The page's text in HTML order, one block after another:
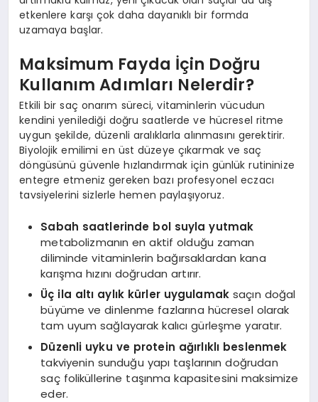
etkenlere karşı çok daha dayanıklı bir formda
uzamaya başlar.
Maksimum Fayda İçin Doğru
Kullanım Adımları Nelerdir?
Etkili bir saç onarım süreci, vitaminlerin vücudun
kendini yenilediği doğru saatlerde ve hücresel ritme
uygun şekilde, düzenli aralıklarla alınmasını gerektirir.
Biyolojik emilimi en üst düzeye çıkarmak ve saç
döngüsünü güvenle hızlandırmak için günlük rutininize
entegre etmeniz gereken bazı profesyonel eczacı
tavsiyelerini sizlerle hemen paylaşıyoruz.
Sabah saatlerinde bol suyla yutmak
metabolizmanın en aktif olduğu zaman
diliminde vitaminlerin bağırsaklardan kana
karışma hızını doğrudan artırır.
Üç ila altı aylık kürler uygulamak saçın doğal
büyüme ve dinlenme fazlarına hücresel olarak
tam uyum sağlayarak kalıcı gürleşme yaratır.
Düzenli uyku ve protein ağırlıklı beslenmek
takviyenin sunduğu yapı taşlarının doğrudan
saç foliküllerine taşınma kapasitesini maksimize
eder.